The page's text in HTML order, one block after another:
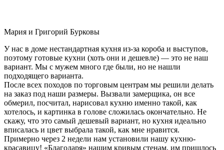
Мария и Григорий Бурковы
У нас в доме нестандартная кухня из-за короба и выступов,
поэтому готовые кухни (хоть они и дешевле) — это не наш
вариант. Мы с мужем много где были, но не нашли
подходящего варианта.
После всех походов по торговым центрам мы решили делать
на заказ под наши размеры. Вызвали замерщика, он все
обмерил, посчитал, нарисовал кухню именно такой, как
хотелось, и картинка в голове сложилась окончательно. Не
скажу, что это самый дешевый вариант, но кухня идеально
вписалась и цвет выбрала такой, как мне нравится.
Примерно через 2 недели нам установили нашу кухню-
красавицу! «Благодаря» нашим кривым стенам, им пришлось